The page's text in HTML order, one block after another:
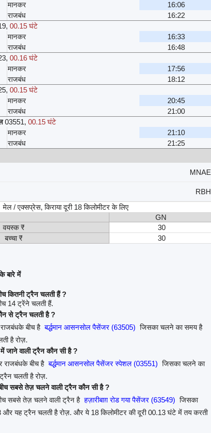
मानकर
16:06
राजबंध
16:22
,00.15 घंटे
मानकर
16:33
राजबंध
16:48
,00.16 घंटे
मानकर
17:56
राजबंध
18:12
,00.15 घंटे
मानकर
20:45
राजबंध
21:00
03551,00.15 घंटे
मानकर
21:10
राजबंध
21:25
MNAE
RBH
मेल / एक्सप्रेस, किराया दूरी 18 किलोमीटर के लिए
GN
वयस्क ₹
30
बच्चा ₹
30
बारे में
कितनी ट्रैन चलती हैं ?
14 ट्रेंने चलती हैं.
से ट्रैन चलती है ?
बीच है बर्द्धमान आसनसोल पैसेंजर (63505) जिसका चलने का समय है
है रोज़.
वाली ट्रैन कौन सी है ?
बीच है बर्द्धमान आसनसोल पैसेंजर स्पेशल (03551) जिसका चलने का
चलती है रोज़.
सबसे तेज़ चलने वाली ट्रैन कौन सी है ?
सबसे तेज़ चलने वाली ट्रैन है हज़ारीबाग़ रोड गया पैसेंजर (63549) जिसका
यह ट्रैन चलती है रोज़. और ये 18 किलोमीटर की दूरी 00.13 घंटे में तय करती